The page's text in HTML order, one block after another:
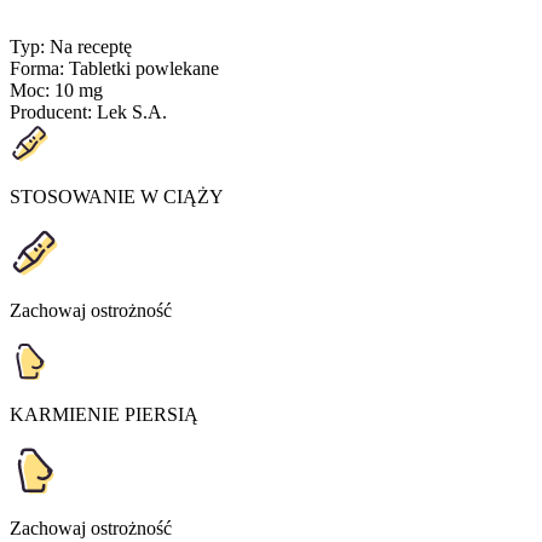
Typ: Na receptę
Forma: Tabletki powlekane
Moc: 10 mg
Producent: Lek S.A.
STOSOWANIE W CIĄŻY
Zachowaj ostrożność
KARMIENIE PIERSIĄ
Zachowaj ostrożność